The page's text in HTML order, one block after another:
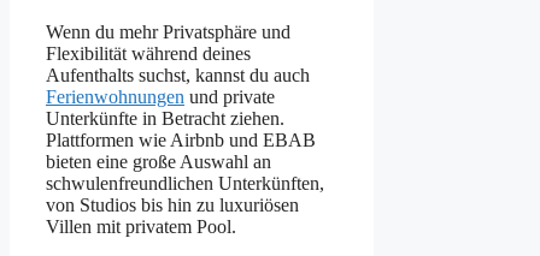
Wenn du mehr Privatsphäre und
Flexibilität während deines
Aufenthalts suchst, kannst du auch
Ferienwohnungen und private
Unterkünfte in Betracht ziehen.
Plattformen wie Airbnb und EBAB
bieten eine große Auswahl an
schwulenfreundlichen Unterkünften,
von Studios bis hin zu luxuriösen
Villen mit privatem Pool.